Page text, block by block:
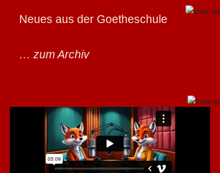
Neues aus der Goetheschule
… zum Archiv